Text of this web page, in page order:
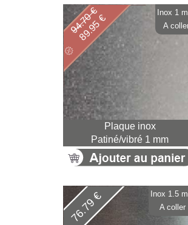
Plaque inox
Patiné/vibré 1 mm
89.95 €
94.70 €
Inox 1
A
76.79 €
Inox 1.5
A coller